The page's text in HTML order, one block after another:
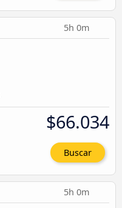
5h 0m
$66.034
Buscar
5h 0m